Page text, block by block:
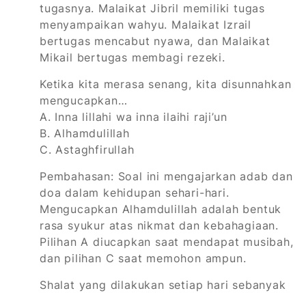
tugasnya. Malaikat Jibril memiliki tugas
menyampaikan wahyu. Malaikat Izrail
bertugas mencabut nyawa, dan Malaikat
Mikail bertugas membagi rezeki.
Ketika kita merasa senang, kita disunnahkan
mengucapkan…
A. Inna lillahi wa inna ilaihi raji’un
B.Alhamdulillah
C.Astaghfirullah
Pembahasan: Soal ini mengajarkan adab dan
doa dalam kehidupan sehari-hari.
Mengucapkan Alhamdulillah adalah bentuk
rasa syukur atas nikmat dan kebahagiaan.
Pilihan A diucapkan saat mendapat musibah,
dan pilihan C saat memohon ampun.
Shalat yang dilakukan setiap hari sebanyak